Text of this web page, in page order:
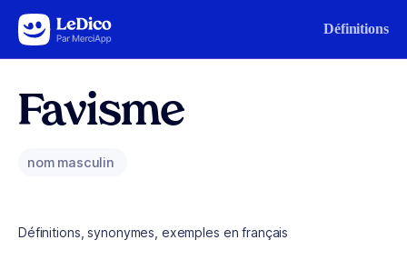
Aller au contenu Définitions
Favisme
nom masculin
Définitions, synonymes, exemples en français